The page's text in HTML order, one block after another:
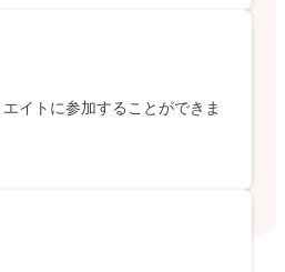
イトに参加することができま